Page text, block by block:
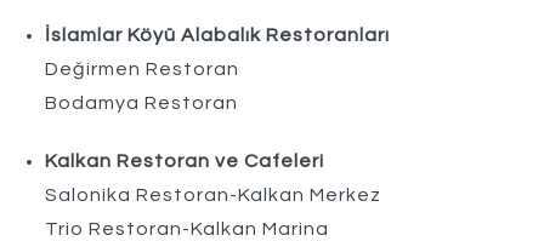
İslamlar Köyü Alabalık Restoranları
Değirmen Restoran
Bodamya Restoran
Kalkan Restoran ve Cafeleri
Salonika Restoran-Kalkan Merkez
Trio Restoran-Kalkan Marina